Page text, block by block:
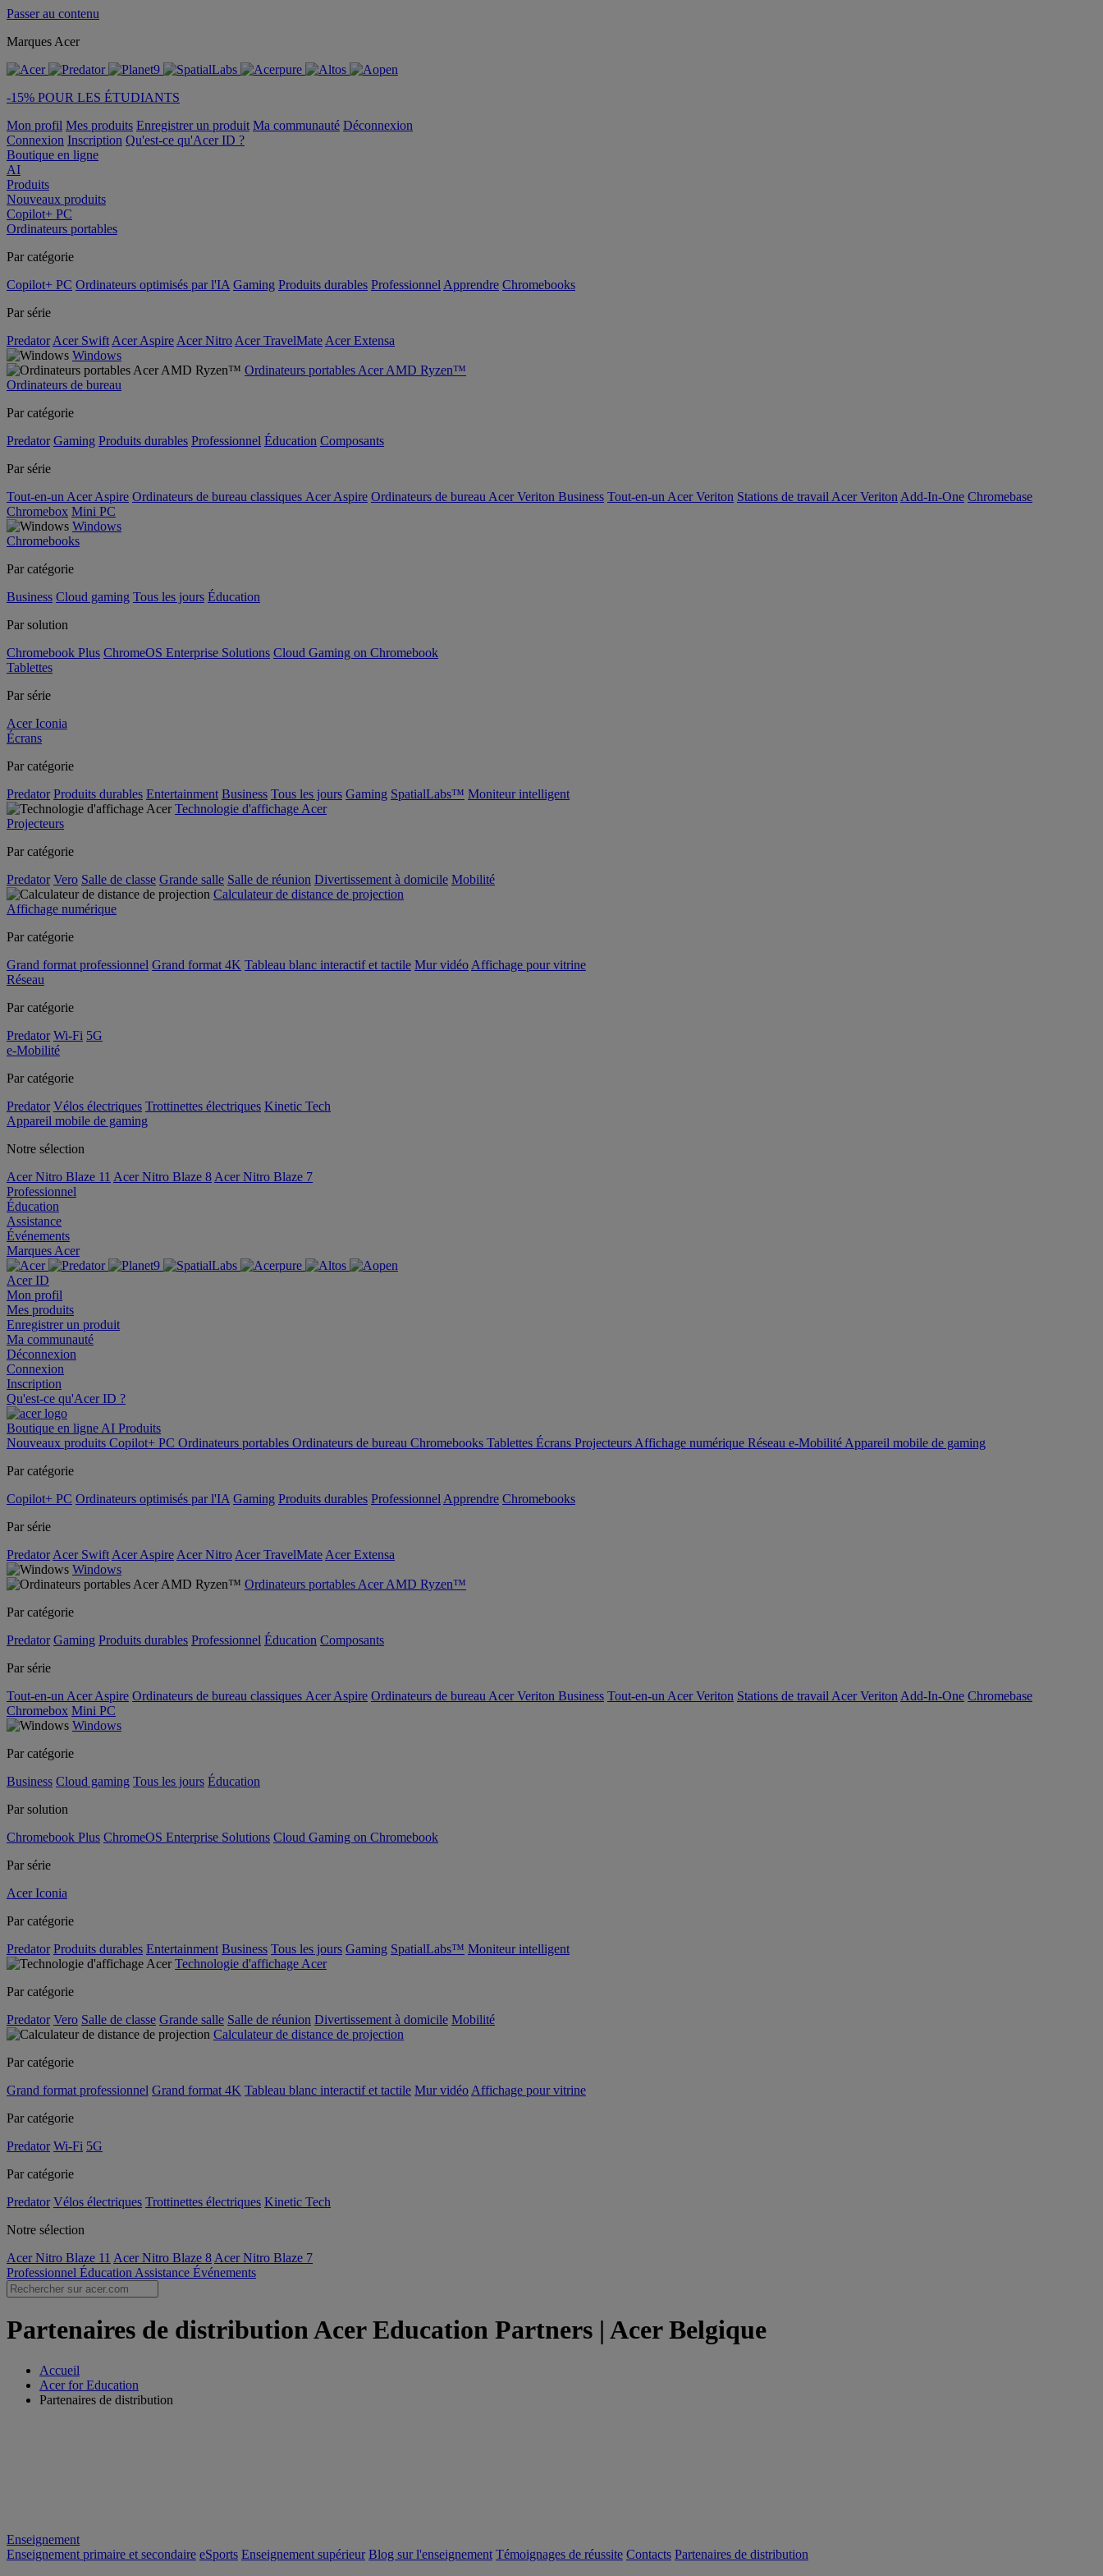
Passer au contenu
Marques Acer
-15% POUR LES ÉTUDIANTS
Mon profil Mes produits Enregistrer un produit Ma communauté Déconnexion
Connexion Inscription Qu'est-ce qu'Acer ID ?
Boutique en ligne
AI
Produits
Nouveaux produits
Copilot+ PC
Ordinateurs portables
Par catégorie
Copilot+ PC Ordinateurs optimisés par l'IA Gaming Produits durables Professionnel Apprendre Chromebooks
Par série
Predator Acer Swift Acer Aspire Acer Nitro Acer TravelMate Acer Extensa
Windows
Ordinateurs portables Acer AMD Ryzen™
Ordinateurs de bureau
Par catégorie
Predator Gaming Produits durables Professionnel Éducation Composants
Par série
Tout-en-un Acer Aspire Ordinateurs de bureau classiques Acer Aspire Ordinateurs de bureau Acer Veriton Business Tout-en-un Acer Veriton Stations de travail Acer Veriton Add-In-One Chromebase
Chromebox Mini PC
Windows
Chromebooks
Par catégorie
Business Cloud gaming Tous les jours Éducation
Par solution
Chromebook Plus ChromeOS Enterprise Solutions Cloud Gaming on Chromebook
Tablettes
Par série
Acer Iconia
Écrans
Par catégorie
Predator Produits durables Entertainment Business Tous les jours Gaming SpatialLabs™ Moniteur intelligent
Technologie d'affichage Acer
Projecteurs
Par catégorie
Predator Vero Salle de classe Grande salle Salle de réunion Divertissement à domicile Mobilité
Calculateur de distance de projection
Affichage numérique
Par catégorie
Grand format professionnel Grand format 4K Tableau blanc interactif et tactile Mur vidéo Affichage pour vitrine
Réseau
Par catégorie
Predator Wi-Fi 5G
e-Mobilité
Par catégorie
Predator Vélos électriques Trottinettes électriques Kinetic Tech
Appareil mobile de gaming
Notre sélection
Acer Nitro Blaze 11 Acer Nitro Blaze 8 Acer Nitro Blaze 7
Professionnel
Éducation
Assistance
Événements
Marques Acer
Acer ID
Mon profil
Mes produits
Enregistrer un produit
Ma communauté
Déconnexion
Connexion
Inscription
Qu'est-ce qu'Acer ID ?
Boutique en ligne AI Produits
Nouveaux produits Copilot+ PC Ordinateurs portables Ordinateurs de bureau Chromebooks Tablettes Écrans Projecteurs Affichage numérique Réseau e-Mobilité Appareil mobile de gaming
Par catégorie
Copilot+ PC Ordinateurs optimisés par l'IA Gaming Produits durables Professionnel Apprendre Chromebooks
Par série
Predator Acer Swift Acer Aspire Acer Nitro Acer TravelMate Acer Extensa
Windows
Ordinateurs portables Acer AMD Ryzen™
Par catégorie
Predator Gaming Produits durables Professionnel Éducation Composants
Par série
Tout-en-un Acer Aspire Ordinateurs de bureau classiques Acer Aspire Ordinateurs de bureau Acer Veriton Business Tout-en-un Acer Veriton Stations de travail Acer Veriton Add-In-One Chromebase
Chromebox Mini PC
Windows
Par catégorie
Business Cloud gaming Tous les jours Éducation
Par solution
Chromebook Plus ChromeOS Enterprise Solutions Cloud Gaming on Chromebook
Par série
Acer Iconia
Par catégorie
Predator Produits durables Entertainment Business Tous les jours Gaming SpatialLabs™ Moniteur intelligent
Technologie d'affichage Acer
Par catégorie
Predator Vero Salle de classe Grande salle Salle de réunion Divertissement à domicile Mobilité
Calculateur de distance de projection
Par catégorie
Grand format professionnel Grand format 4K Tableau blanc interactif et tactile Mur vidéo Affichage pour vitrine
Par catégorie
Predator Wi-Fi 5G
Par catégorie
Predator Vélos électriques Trottinettes électriques Kinetic Tech
Notre sélection
Acer Nitro Blaze 11 Acer Nitro Blaze 8 Acer Nitro Blaze 7
Professionnel Éducation Assistance Événements
Partenaires de distribution Acer Education Partners | Acer Belgique
Accueil
Acer for Education
Partenaires de distribution
Enseignement
Enseignement primaire et secondaire eSports Enseignement supérieur Blog sur l'enseignement Témoignages de réussite Contacts Partenaires de distribution